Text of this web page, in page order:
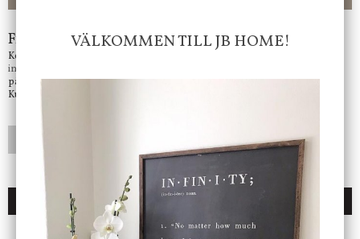
Frågor?
Kontakta oss på
info@jbhome.se
på mail så fort vi kan.
Kundtjänst telefontid öppet vardagar mellan 10.00 - 15.00
DU KANSKE OCKSÅ ÄR INTRESSERAD AV
VÄLKOMMEN TILL JB HOME!